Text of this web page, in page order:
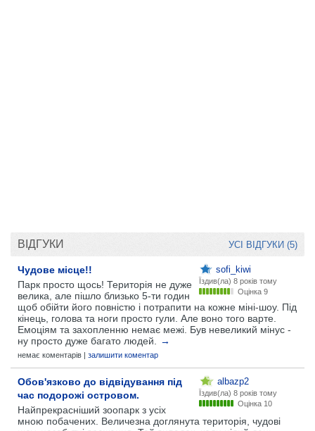
ВІДГУКИ УСІ ВІДГУКИ (5)
sofi_kiwi
Їздив(ла) 8 років тому
Оцінка 9
Чудове місце!!
Парк просто щось! Територія не дуже
велика, але пішло близько 5-ти годин
щоб обійти його повністю і потрапити на кожне міні-шоу. Під
кінець, голова та ноги просто гули. Але воно того варте.
Емоціям та захопленню немає межі. Був невеликий мінус -
ну просто дуже багато людей.
→
немає коментарів | залишити коментар
albazp2
Їздив(ла) 8 років тому
Оцінка 10
Обов'язково до відвідування під
час подорожі островом.
Найпрекрасніший зоопарк з усіх
мною побачених. Величезна доглянута територія, чудові